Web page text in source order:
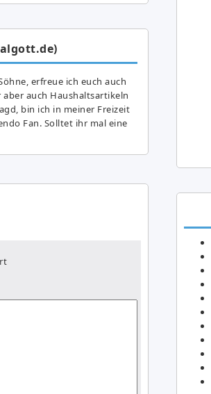
erfreue ich euch auch
auch Haushaltsartikeln
bin ich in meiner Freizeit
Fan. Solltet ihr mal eine